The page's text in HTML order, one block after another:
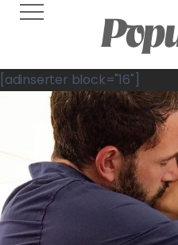
[adinserter block="16"]